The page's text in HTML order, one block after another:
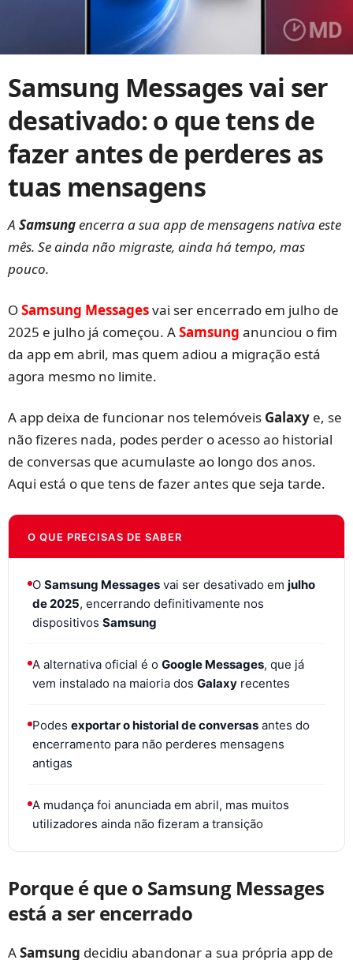
Samsung Messages vai ser
desativado: o que tens de
fazer antes de perderes as
tuas mensagens
A Samsungencerra a sua app de mensagens nativa este
mês. Se ainda não migraste, ainda há tempo, mas
pouco.
OSamsung Messagesvai ser encerrado em julho de
2025 e julho já começou. ASamsung anunciou o fim
da app em abril, mas quem adiou a migração está
agora mesmo no limite.
A app deixa de funcionar nos telemóveis Galaxy e, se
não fizeres nada, podes perder o acesso ao historial
de conversas que acumulaste ao longo dos anos.
Aqui está o que tens de fazer antes que seja tarde.
O QUE PRECISAS DE SABER
O Samsung Messages vai ser desativado em julho
de 2025, encerrando definitivamente nos
dispositivos Samsung
A alternativa oficial é o Google Messages, que já
vem instalado na maioria dos Galaxy recentes
Podes exportar o historial de conversas antes do
encerramento para não perderes mensagens
antigas
A mudança foi anunciada em abril, mas muitos
utilizadores ainda não fizeram a transição
Porque é que o Samsung Messages
está a ser encerrado
ASamsung decidiu abandonar a sua própria app de